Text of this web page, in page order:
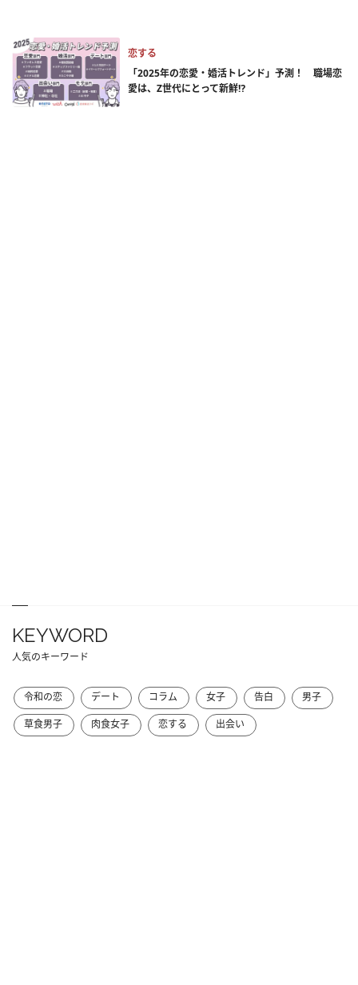
恋する
「2025年の恋愛・婚活トレンド」予測！ 職場恋
愛は、Z世代にとって新鮮⁉
KEYWORD
人気のキーワード
令和の恋 デート コラム 女子 告白
男子
草食男子
肉食女子 恋する 出会い